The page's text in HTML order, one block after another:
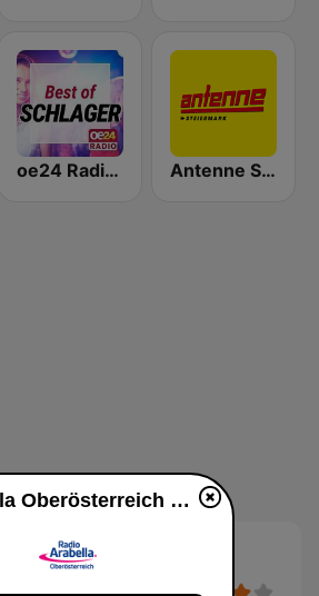
oe24 Radio - Best of Schlager Antenne Steiermark
Arabella Oberösterreich en vivo